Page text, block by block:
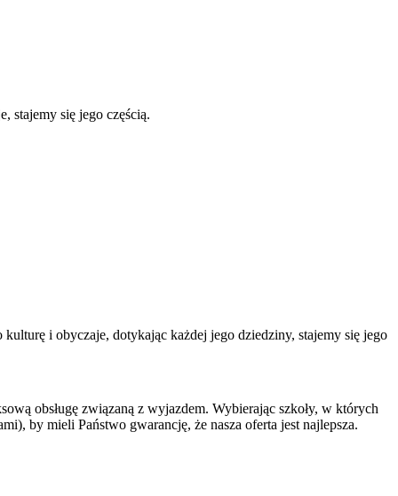
stajemy się jego częścią.
i obyczaje, dotykając każdej jego dziedziny, stajemy się jego
obsługę związaną z wyjazdem. Wybierając szkoły, w których
by mieli Państwo gwarancję, że nasza oferta jest najlepsza.